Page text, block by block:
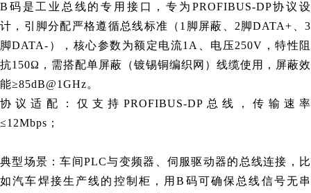
B码是工业总线的专用接口，专为PROFIBUS-DP协议设
计，引脚分配严格遵循总线标准（1脚屏蔽、2脚DATA+、3
脚DATA-），核心参数为额定电流1A、电压250V，特性阻
抗150Ω，需搭配单屏蔽（镀锡铜编织网）线缆使用，屏蔽效
能≥85dB@1GHz。
协议适配：仅支持PROFIBUS-DP总线，传输速率
≤12Mbps；
典型场景：车间PLC与变频器、伺服驱动器的总线连接，比
如汽车焊接生产线的控制柜，用B码可确保总线信号无串